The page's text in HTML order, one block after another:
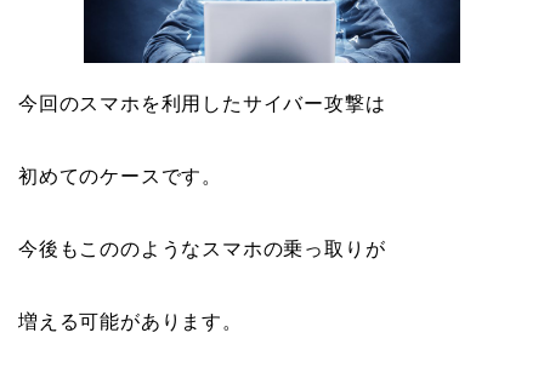
今回のスマホを利用したサイバー攻撃は
初めてのケースです。
今後もこののようなスマホの乗っ取りが
増える可能があります。